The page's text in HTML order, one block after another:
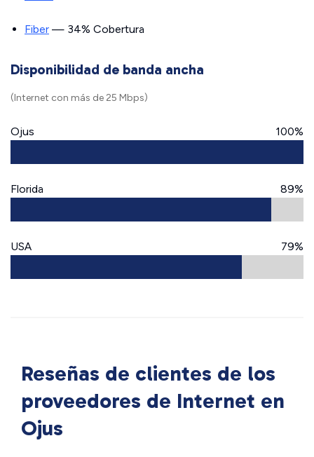
Fiber — 34% Cobertura
Disponibilidad de banda ancha
(Internet con más de 25 Mbps)
Ojus 100%
Florida 89%
USA 79%
Reseñas de clientes de los
proveedores de Internet en
Ojus